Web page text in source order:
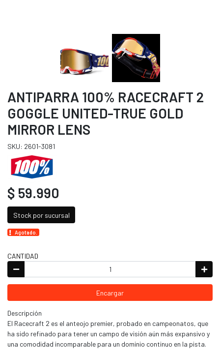
ANTIPARRA 100% RACECRAFT 2
GOGGLE UNITED-TRUE GOLD
MIRROR LENS
SKU: 2601-3081
$ 59.990
Stock por sucursal
Agotado.
CANTIDAD
Encargar
Descripción
El Racecraft 2 es el anteojo premier, probado en campeonatos, que
ha sido refinado para tener un campo de visión aún más expansivo y
una comodidad incomparable para un dominio continuo en la pista.